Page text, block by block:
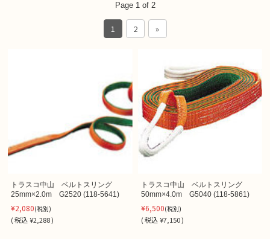
Page 1 of 2
1 2 »
トラスコ中山 ベルトスリング
25mm×2.0m G2520 (118-5641)
¥2,080(税別)
(税込¥2,288 )
トラスコ中山 ベルトスリング
50mm×4.0m G5040 (118-5861)
¥6,500(税別)
(税込 ¥7,150 )